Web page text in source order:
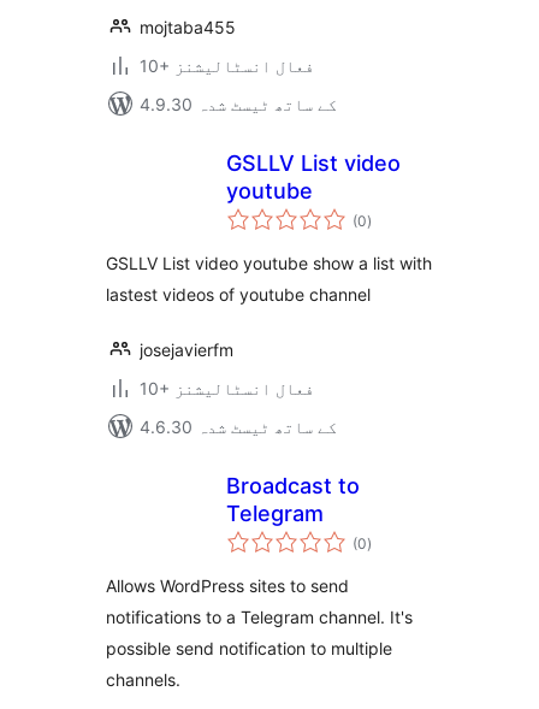
mojtaba455
10+ فعال انسٹالیشنز
4.9.30 کے ساتھ ٹیسٹ شدہ
GSLLV List video
youtube
(0مجموعی
درجہ
)
GSLLV List video youtube show a list with
lastest videos of youtube channel
josejavierfm
10+ فعال انسٹالیشنز
4.6.30 کے ساتھ ٹیسٹ شدہ
Broadcast to
Telegram
(0مجموعی
درجہ
)
Allows WordPress sites to send
notifications to a Telegram channel. It's
possible send notification to multiple
channels.